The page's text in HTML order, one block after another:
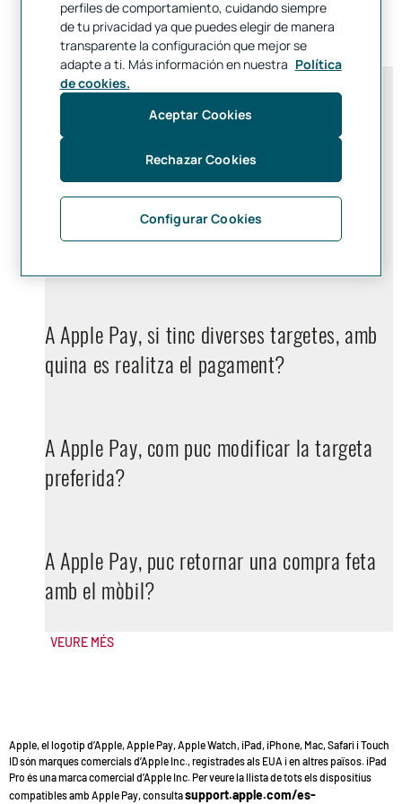
Per a quins dispositius d’Apple està
disponible Apple Pay?
Quines targetes puc donar d’alta al Wallet
d’Apple?
A Apple Pay, si tinc diverses targetes, amb
quina es realitza el pagament?
A Apple Pay, com puc modificar la targeta
preferida?
A Apple Pay, puc retornar una compra feta
amb el mòbil?
VEURE MÉS
Apple, el logotip d’Apple, Apple Pay, Apple Watch, iPad, iPhone, Mac, Safari i Touch
ID són marques comercials d’Apple Inc., registrades als EUA i en altres països. iPad
Pro és una marca comercial d’Apple Inc. Per veure la llista de tots els dispositius
compatibles amb Apple Pay, consultasupport.apple.com/es-
perfiles de comportamiento, cuidando siempre
de tu privacidad ya que puedes elegir de manera
transparente la configuración que mejor se
adapte a ti. Más información en nuestra Política
de cookies.
Configurar Cookies
Rechazar Cookies
Aceptar Cookies